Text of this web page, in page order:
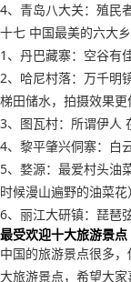
4、青岛八大关：殖民
十七 中国最美的六大
1、丹巴藏寨：空谷有
2、哈尼村落：万千明
梯田储水，拍摄效果更
3、图瓦村：所谓伊人
4、黎平肇兴侗寨：白
5、婺源：最爱村头油
时候漫山遍野的油菜花）
6、丽江大研镇：琵琶
最受欢迎十大旅游景点
中国的旅游景点很多
大旅游景点，希望大家